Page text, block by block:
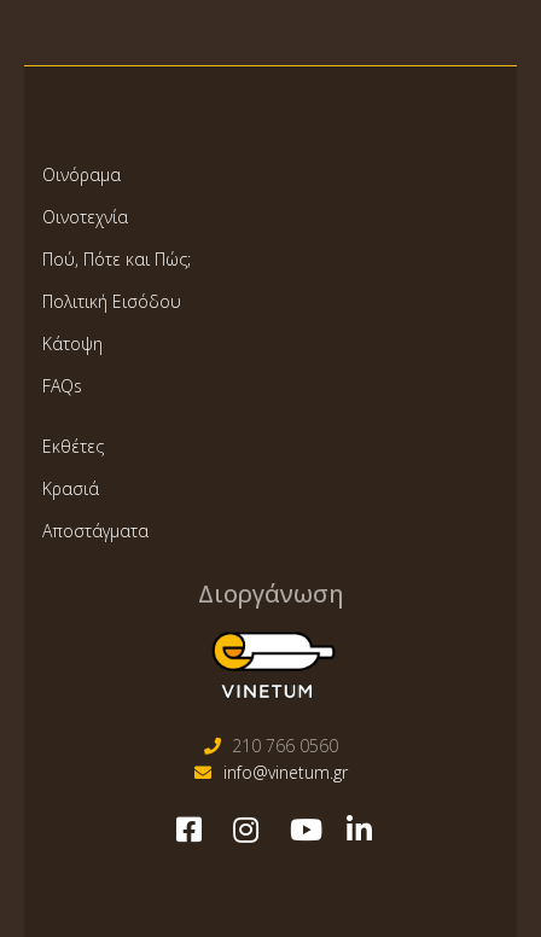
Οινόραμα
Οινοτεχνία
Πού, Πότε και Πώς;
Πολιτική Εισόδου
Κάτοψη
FAQs
Εκθέτες
Κρασιά
Αποστάγματα
Διοργάνωση
210 766 0560
info@vinetum.gr